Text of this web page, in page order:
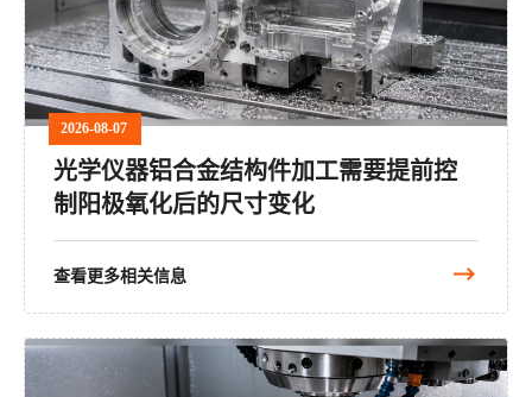
2026-08-07
光学仪器铝合金结构件加工需要提前控
制阳极氧化后的尺寸变化
查看更多相关信息